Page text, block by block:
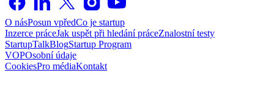
O násPosun vpředCo je startup
Inzerce práceJak uspět při hledání práceZnalostní testy
StartupTalkBlogStartup Program
VOPOsobní údaje
CookiesPro médiaKontakt